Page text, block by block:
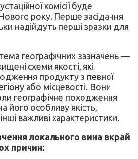
комісії буде
року. Перше засідання
надійдуть перші зразки для
географічних зазначень —
схеми якості, які
продукту з певної
або місцевості. Вони
географічне походження
його особливу якість,
важливі характеристики.
локального вина вкрай
причин: